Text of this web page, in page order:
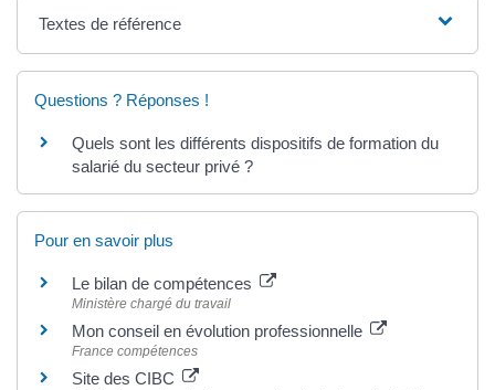
Textes de référence
Questions ? Réponses !
Quels sont les différents dispositifs de formation du
salarié du secteur privé ?
Pour en savoir plus
Le bilan de compétences
Ministère chargé du travail
Mon conseil en évolution professionnelle
France compétences
Site des CIBC